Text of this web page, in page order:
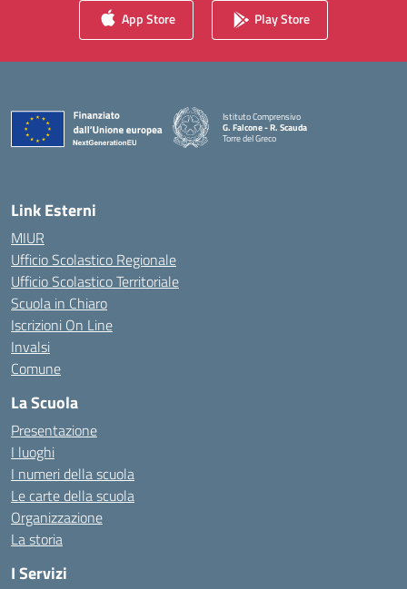
App Store Play Store
Istituto Comprensivo
G. Falcone - R. Scauda
Torre del Greco
Link Esterni
MIUR
Ufficio Scolastico Regionale
Ufficio Scolastico Territoriale
Scuola in Chiaro
Iscrizioni On Line
Invalsi
Comune
La Scuola
Presentazione
I luoghi
I numeri della scuola
Le carte della scuola
Organizzazione
La storia
I Servizi